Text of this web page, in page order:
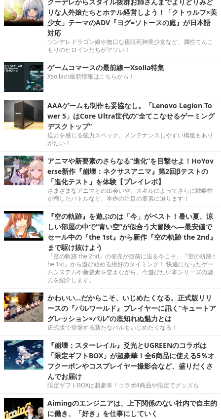
りな人外娘たちとホテル経営しよう！「クトゥルフ×美
少女」テーマのADV『ヨグ=ソトースの庭』が日本語
対応
ツンデレドラゴン娘や無口な複眼死神美少女など、属性てんこ
もりのヒロインたちがアツい！
ゲームコマースの最前線ーXsolla特集
Xsollaの最新情報はこちらから！
AAAゲームも制作も妥協なし。「Lenovo Legion To
wer 5」はCore Ultra世代の“全てこなせるゲーミング
デスクトップ”
迫力を感じる強力スペック。メンテナンスしやすい構造もあり
がたい！
アニマや新要素のさらなる“進化”を目撃せよ！HoYov
erse新作『崩壊：ネクサスアニマ』第2回βテストの
「進化テスト」を体験【プレイレポ】
さまざまなアニマとの出会いや、スキルによってさらに戦略性
が増したバトルなど、本作の注目の要素に迫ります！
『空の軌跡』を遊ぶのは「今」がベスト！暑い夏、涼
しい部屋の中で“青い空”が似合う大冒険へ―最安値で
セール中の『the 1st』から新作『空の軌跡 the 2nd』
まで駆け抜けよう
『空の軌跡 the 2nd』の発売が目前に迫る今こそ、『空の軌跡 t
he 1st』から遊び始める絶好のタイミング！ 快適になったゲー
ムシステムや新要素を交えながら、今遊びたい本シリーズの魅
力を紹介します。
かわいい…だからこそ、いじめたくなる。正式版リリ
ースの『パルワールド』プレイヤーに訊く“キュートア
グレッション×パル”の底知れぬ魅力とは
正式版で登場する新たなパルもいじめたくなる！
『崩壊：スターレイル』爻光とUGREENのコラボは
「限定ギフトBOX」が超豪華！全6商品に使える5％オ
フクーポンやコスプレイヤー撮影会など、盛りだくさ
んでお届け
限定ギフトBOXは超豪華！コラボ4商品や限定でグッズも
Aimingのエンジニアは、上下関係のない社内で自主的
に働き、「好き」を仕事にしていく